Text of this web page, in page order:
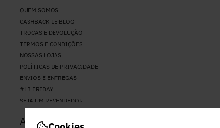
QUEM SOMOS
CASHBACK LE BLOG
TROCAS E DEVOLUÇÃO
TERMOS E CONDIÇÕES
NOSSAS LOJAS
POLÍTICAS DE PRIVACIDADE
ENVIOS E ENTREGAS
#LB FRIDAY
SEJA UM REVENDEDOR
ATENDIMENTO